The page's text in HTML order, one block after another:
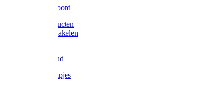
Elastisch koord
Afdekproducten
Heffen en takelen
Waslijndraad
Simplexknipjes